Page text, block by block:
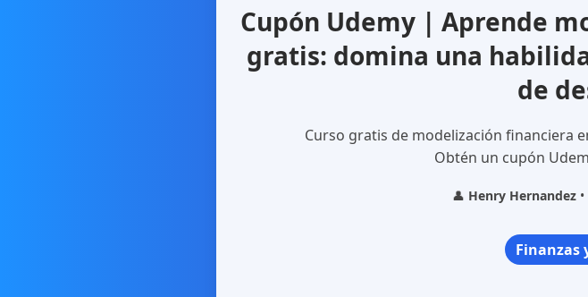
Cupón Udemy | Aprende
gratis: domina una
de
Curso gratis de modelización financiera
Obtén un cupón
👤 Henry Hernandez
Finanzas